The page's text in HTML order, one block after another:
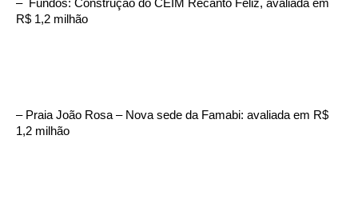
– Fundos: Construção do CEIM Recanto Feliz, avaliada em
R$ 1,2 milhão
– Praia João Rosa – Nova sede da Famabi: avaliada em R$
1,2 milhão